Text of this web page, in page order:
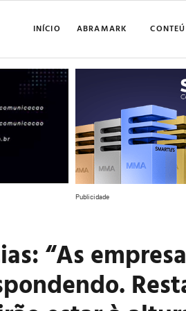
INÍCIO ABRAMARK
Publicidade
“As